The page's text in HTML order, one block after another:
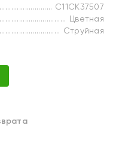
C11CK37507
Цветная
Струйная